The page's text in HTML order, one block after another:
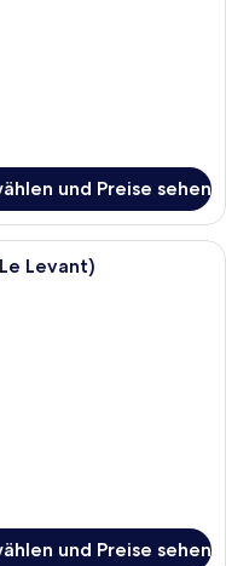
und Preise sehen
mit Balkon, einem
Levant)
und Preise sehen